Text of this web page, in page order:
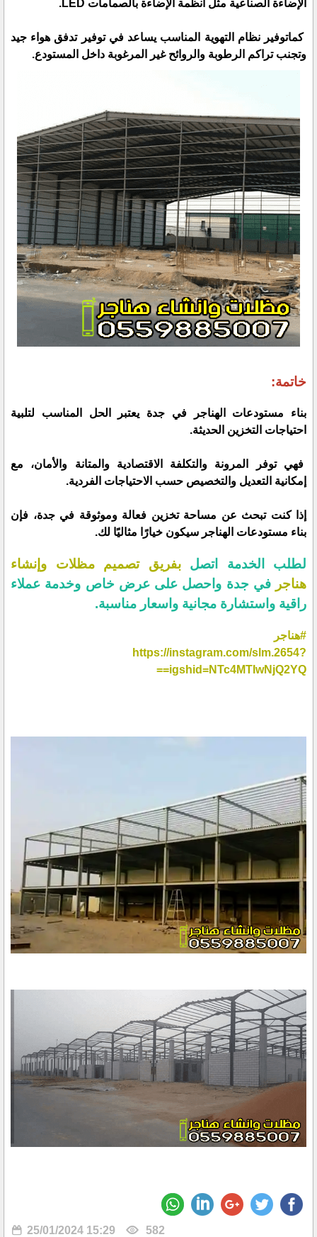
الإضاءة الصناعية مثل أنظمة الإضاءة بالصمامات LED.
كماتوفير نظام التهوية المناسب يساعد في توفير تدفق هواء جيد
وتجنب تراكم الرطوبة والروائح غير المرغوبة داخل المستودع.
خاتمة:
بناء مستودعات الهناجر في جدة يعتبر الحل المناسب لتلبية
احتياجات التخزين الحديثة.
فهي توفر المرونة والتكلفة الاقتصادية والمتانة والأمان، مع
إمكانية التعديل والتخصيص حسب الاحتياجات الفردية.
إذا كنت تبحث عن مساحة تخزين فعالة وموثوقة في جدة، فإن
بناء مستودعات الهناجر سيكون خيارًا مثاليًا لك.
لطلب الخدمة اتصلبفريق تصميم مظلات وإنشاء
هناجر في جدة واحصل على عرض خاص وخدمة عملاء
راقية واستشارة مجانية واسعار مناسبة.
#هناجر
https://instagram.com/slm.2654?
igshid=NTc4MTIwNjQ2YQ==
25/01/2024 15:29 582